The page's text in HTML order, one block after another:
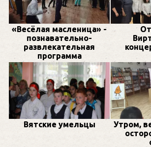
«Весёлая масленица» -
познавательно-
развлекательная
программа
Вятские умельцы
Утром,